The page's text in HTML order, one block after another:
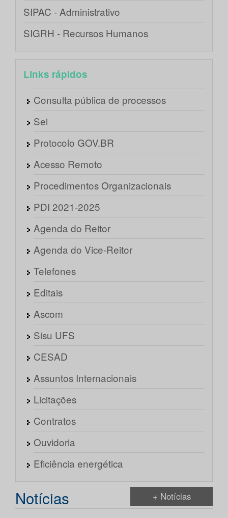
SIPAC - Administrativo
SIGRH - Recursos Humanos
Links rápidos
Consulta pública de processos
Sei
Protocolo GOV.BR
Acesso Remoto
Procedimentos Organizacionais
PDI 2021-2025
Agenda do Reitor
Agenda do Vice-Reitor
Telefones
Editais
Ascom
Sisu UFS
CESAD
Assuntos Internacionais
Licitações
Contratos
Ouvidoria
Eficiência energética
Notícias + Notícias